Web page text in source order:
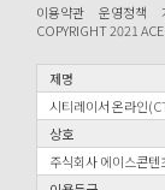
이용약관 운영정책
COPYRIGHT 2021
제명
시티레이서 온라인
상호
주식회사 에이스콘텐